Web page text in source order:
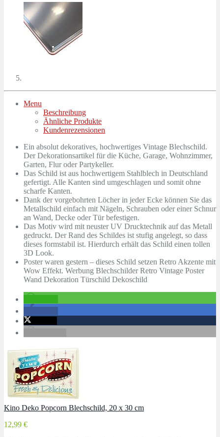
Menu
Beschreibung
Ähnliche Produkte
Kundenrezensionen
Ein absolut dekoratives, hochwertiges Vintage Blechschild.
Der Dekorationsartikel für die Küche, Garage, Wohnzimmer,
Garten, Flur oder Partykeller.
Das Schild ist aus hochwertigem Stahlblech in Deutschland
gefertigt. Alle Kanten sind umgeschlagen und somit ohne
scharfe Kanten.
Dank der vorgebohrten Löcher in jeder Ecke können Sie das
Metallschild einfach mit Nägeln, Schrauben oder einer Schnur
an Wand, Decke oder Tür befestigen.
Das Motiv wird mit neuster UV Drucktechnik auf das Metall
gedruckt. Der Rand des Schildes ist stufig angelegt, so dass
dieses formstabil ist. Hierdurch erhält das Schild einen tollen
3D Look.
Poster waren gestern – dieses Schild setzen Retro Akzente mit
Wow Effekt. Werbung Blechschilder Retro Vintage Poster
Wand Dekoration Türschild Dekoschild
Kino Deko Popcorn Blechschild, 20 x 30 cm
12,99 €